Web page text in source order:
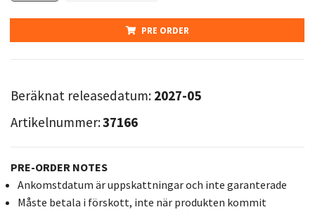
PRE ORDER
Beräknat releasedatum: 2027-05
Artikelnummer:37166
PRE-ORDER NOTES
Ankomstdatum är uppskattningar och inte garanterade
Måste betala i förskott, inte när produkten kommit